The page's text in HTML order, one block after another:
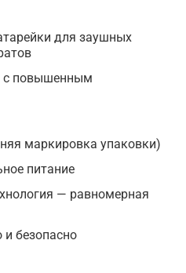
для заушных
с повышенным
маркировка упаковки)
питание
— равномерная
и безопасно